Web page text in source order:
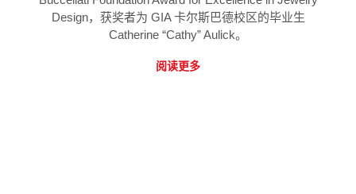
Design，获奖者为 GIA 卡尔斯巴德校区的毕业生
Catherine “Cathy” Aulick。
阅读更多